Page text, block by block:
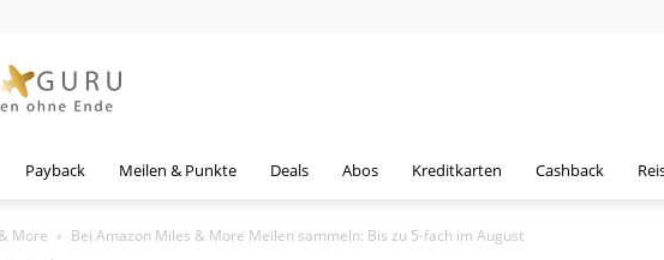
Payback Meilen & Punkte Deals Abos Kreditkarten Cashback
More Bei Amazon Miles & More Meilen sammeln: Bis zu 5-fach im August